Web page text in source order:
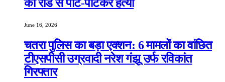
की रॉड से पीट-पीटकर हत्या
June 16, 2026
चतरा पुलिस का बड़ा एक्शन: 6 मामलों का वांछित
टीएसपीसी उग्रवादी नरेश गंझू उर्फ रविकांत
गिरफ्तार